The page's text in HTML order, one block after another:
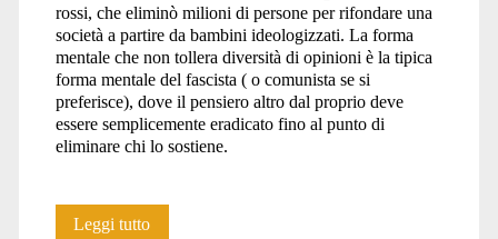
rossi, che eliminò milioni di persone per rifondare una
società a partire da bambini ideologizzati. La forma
mentale che non tollera diversità di opinioni è la tipica
forma mentale del fascista ( o comunista se si
preferisce), dove il pensiero altro dal proprio deve
essere semplicemente eradicato fino al punto di
eliminare chi lo sostiene.
Leggi tuttoVeghisti